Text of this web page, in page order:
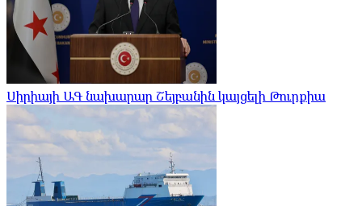
Սիրիայի ԱԳ նախարար Շեյբանին կայցելի Թուրքիա